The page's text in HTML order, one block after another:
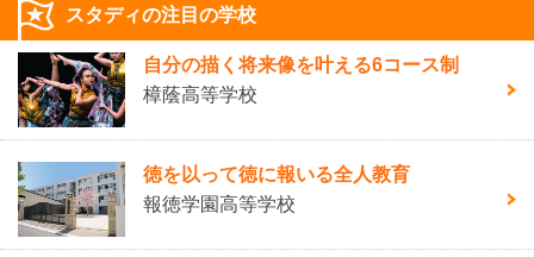
スタディの注目の学校
自分の描く将来像を叶える6コース制
樟蔭高等学校
徳を以って徳に報いる全人教育
報徳学園高等学校